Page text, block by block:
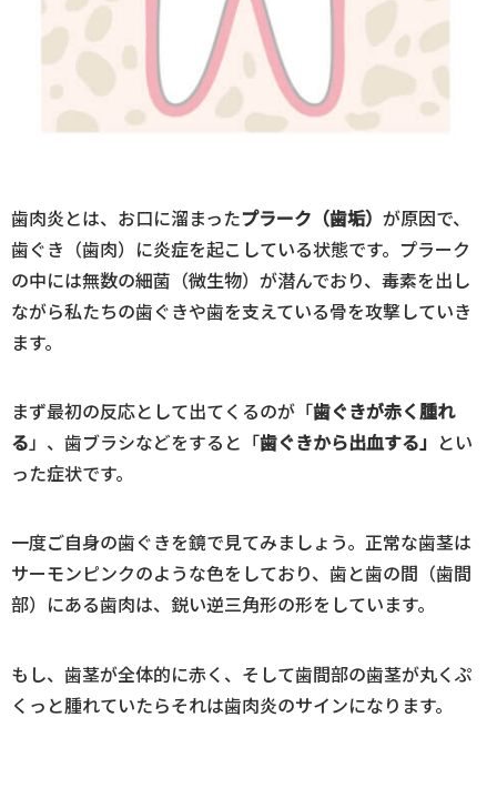
歯肉炎とは、お口に溜まったプラーク（歯垢） が原因で、
歯ぐき（歯肉）に炎症を起こしている状態です。プラーク
の中には無数の細菌（微生物）が潜んでおり、毒素を出し
ながら私たちの歯ぐきや歯を支えている骨を攻撃していき
ます。
まず最初の反応として出てくるのが「歯ぐきが赤く腫れ
る」、歯ブラシなどをすると「歯ぐきから出血する」 とい
った症状です。
一度ご自身の歯ぐきを鏡で見てみましょう。正常な歯茎は
サーモンピンクのような色をしており、歯と歯の間（歯間
部）にある歯肉は、鋭い逆三角形の形をしています。
もし、歯茎が全体的に赤く、そして歯間部の歯茎が丸くぷ
くっと腫れていたらそれは歯肉炎のサインになります。